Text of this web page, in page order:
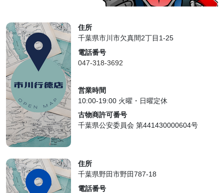
住所
千葉県市川市欠真間2丁目1-25
電話番号
047-318-3692
営業時間
10:00-19:00 火曜・日曜定休
古物商許可番号
千葉県公安委員会 第441430000604号
住所
千葉県野田市野田787-18
電話番号